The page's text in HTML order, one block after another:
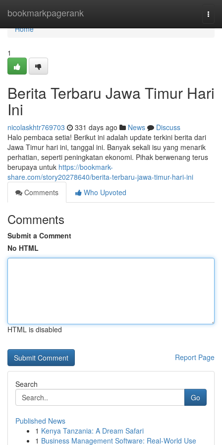
bookmarkpagerank
Home
Home
1
Berita Terbaru Jawa Timur Hari
Ini
nicolaskhtr769703 331 days ago News
Discuss
Halo pembaca setia! Berikut ini adalah update terkini berita dari
Jawa Timur hari ini, tanggal ini. Banyak sekali isu yang menarik
perhatian, seperti peningkatan ekonomi. Pihak berwenang terus
berupaya untuk https://bookmark-
share.com/story20278640/berita-terbaru-jawa-timur-hari-ini
Comments
Who Upvoted
Comments
Submit a Comment
No HTML
HTML is disabled
Report Page
Search
Go
Published News
1 Kenya Tanzania: A Dream Safari
1 Business Management Software: Real-World Use